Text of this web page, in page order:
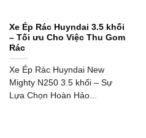
Xe Ép Rác Huyndai 3.5 khối
– Tối ưu Cho Việc Thu Gom
Rác
Xe Ép Rác Huyndai New
Mighty N250 3.5 khối – Sự
Lựa Chọn Hoàn Hảo...